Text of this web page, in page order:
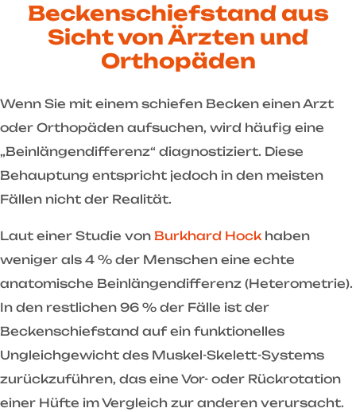
Beckenschiefstand aus
Sicht von Ärzten und
Orthopäden
Wenn Sie mit einem schiefen Becken einen Arzt
oder Orthopäden aufsuchen, wird häufig eine
„Beinlängendifferenz“ diagnostiziert. Diese
Behauptung entspricht jedoch in den meisten
Fällen nicht der Realität.
Laut einer Studie von Burkhard Hock haben
weniger als 4 % der Menschen eine echte
anatomische Beinlängendifferenz (Heterometrie).
In den restlichen 96 % der Fälle ist der
Beckenschiefstand auf ein funktionelles
Ungleichgewicht des Muskel-Skelett-Systems
zurückzuführen, das eine Vor- oder Rückrotation
einer Hüfte im Vergleich zur anderen verursacht.